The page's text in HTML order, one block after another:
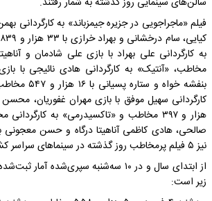
فیلم «ماجراجویی در جزیره جیمزباند» به کارگردانی
مخاطب، «آنتیک» به کارگردانی هادی نائیجی با
بنفشه خواه و
هزار و ۳۹۷ مخاطب و «تاکسیدرمی» به
نیز ۵ فیلم پرمخاطب روز گذشته در سینماهای سراسر کشور بودند.
از ابتدای سال و در ۱۰ سه‌شنبه سپری‌شده
زیر است: